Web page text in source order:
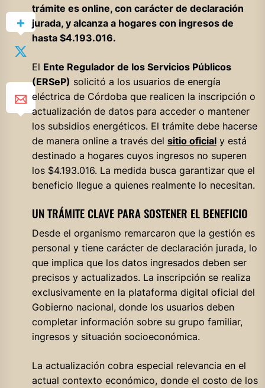
trámite es online, con carácter de declaración
jurada, y alcanza a hogares con ingresos de
hasta $4.193.016.
El Ente Regulador de los Servicios Públicos
(ERSeP) solicitó a los usuarios de energía
eléctrica de Córdoba que realicen la inscripción o
actualización de datos para acceder o mantener
los subsidios energéticos. El trámite debe hacerse
de manera online a través del sitio oficialy está
destinado a hogares cuyos ingresos no superen
los $4.193.016. La medida busca garantizar que el
beneficio llegue a quienes realmente lo necesitan.
UN TRÁMITE CLAVE PARA SOSTENER EL BENEFICIO
Desde el organismo remarcaron que la gestión es
personal y tiene carácter de declaración jurada, lo
que implica que los datos ingresados deben ser
precisos y actualizados. La inscripción se realiza
exclusivamente en la plataforma digital oficial del
Gobierno nacional, donde los usuarios deben
completar información sobre su grupo familiar,
ingresos y situación socioeconómica.
La actualización cobra especial relevancia en el
actual contexto económico, donde el costo de los